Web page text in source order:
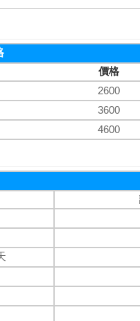
價格
2600
3600
4600